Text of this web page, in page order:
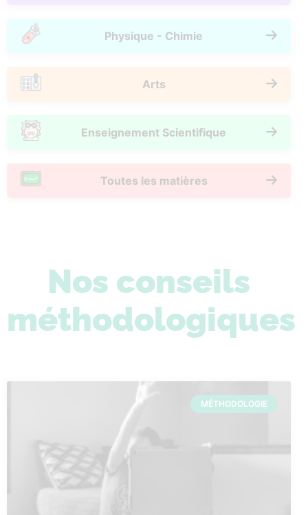
Physique - Chimie
Arts
Enseignement Scientifique
Toutes les matières
Nos conseils
méthodologiques
MÉTHODOLOGIE